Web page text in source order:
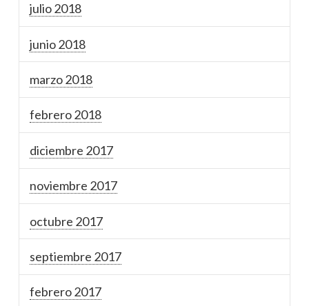
julio 2018
junio 2018
marzo 2018
febrero 2018
diciembre 2017
noviembre 2017
octubre 2017
septiembre 2017
febrero 2017